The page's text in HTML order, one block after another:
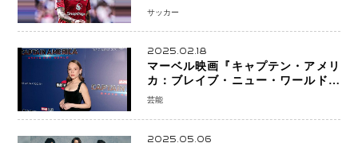
へ・・・補強戦略の転換点に
サッカー
2025.02.18
マーベル映画『キャプテン・アメリ
カ：ブレイブ・ニュー・ワールド』
新ブラック・ウィドウ役のシラ・ハー
芸能
2025.05.06